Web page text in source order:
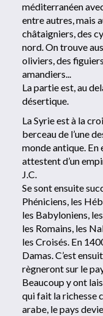
méditerranéen
entre autres, mais
châtaigniers, des
nord. On trouve
oliviers, des
amandiers...
La partie est, au
désertique.
La Syrie est à la
berceau de l’une
monde antique. En
attestent d’un
J.C.
Se sont ensuite
Phéniciens, les
les Babyloniens,
les Romains, les
les Croisés. En
Damas. C’est
règneront sur le
Beaucoup y ont
qui fait la richesse
arabe, le pays